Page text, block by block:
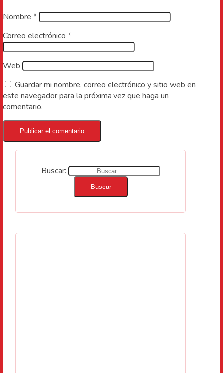
Nombre *
Correo electrónico *
Web
Guardar mi nombre, correo electrónico y sitio web en
este navegador para la próxima vez que haga un
comentario.
Buscar: